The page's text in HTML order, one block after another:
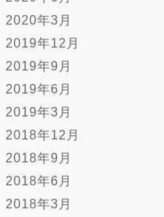
2020年3月
2019年12月
2019年9月
2019年6月
2019年3月
2018年12月
2018年9月
2018年6月
2018年3月